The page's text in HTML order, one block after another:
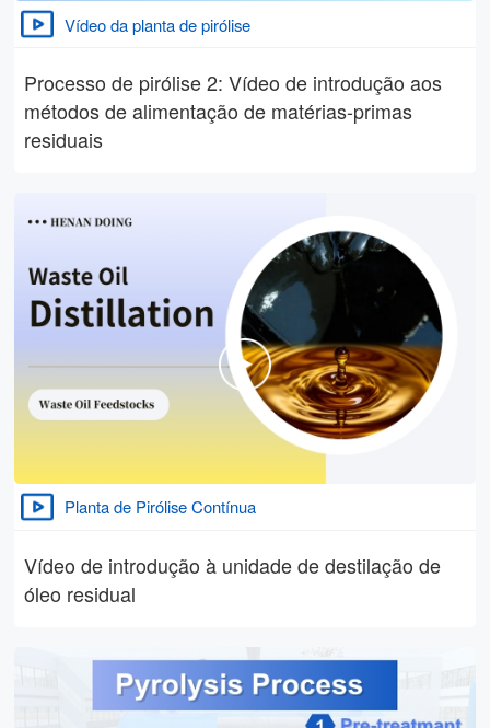
Vídeo da planta de pirólise
Processo de pirólise 2: Vídeo de introdução aos
métodos de alimentação de matérias-primas
residuais
Planta de Pirólise Contínua
Vídeo de introdução à unidade de destilação de
óleo residual